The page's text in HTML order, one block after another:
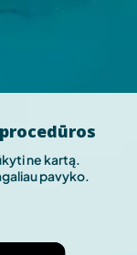
ne kartą.
pavyko.